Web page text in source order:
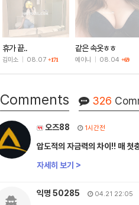
휴가 끝..
김미소 08.07 +171
같은 속옷ㅎㅎ
예이니 08.04 +69
Comments 326
오즈88 1시간전
압도적의 자금력의 차이!! 매
자세히 보기 >
익명 50285 04.21 22:05